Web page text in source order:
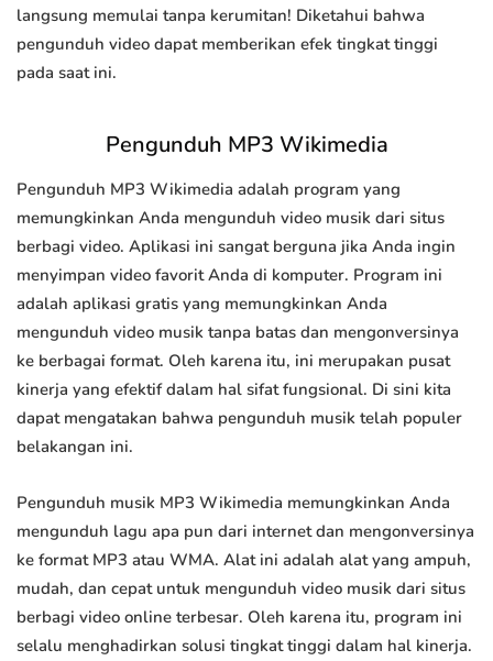
langsung memulai tanpa kerumitan! Diketahui bahwa
pengunduh video dapat memberikan efek tingkat tinggi
pada saat ini.
Pengunduh MP3 Wikimedia
Pengunduh MP3 Wikimedia adalah program yang
memungkinkan Anda mengunduh video musik dari situs
berbagi video. Aplikasi ini sangat berguna jika Anda ingin
menyimpan video favorit Anda di komputer. Program ini
adalah aplikasi gratis yang memungkinkan Anda
mengunduh video musik tanpa batas dan mengonversinya
ke berbagai format. Oleh karena itu, ini merupakan pusat
kinerja yang efektif dalam hal sifat fungsional. Di sini kita
dapat mengatakan bahwa pengunduh musik telah populer
belakangan ini.
Pengunduh musik MP3 Wikimedia memungkinkan Anda
mengunduh lagu apa pun dari internet dan mengonversinya
ke format MP3 atau WMA. Alat ini adalah alat yang ampuh,
mudah, dan cepat untuk mengunduh video musik dari situs
berbagi video online terbesar. Oleh karena itu, program ini
selalu menghadirkan solusi tingkat tinggi dalam hal kinerja.